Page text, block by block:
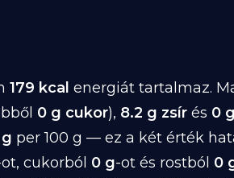
179 kcal energiát tartalmaz.
0 g cukor), 8.2 g zsír és 0
per 100 g — ez a két érték
cukorból 0 g-ot és rostból 0